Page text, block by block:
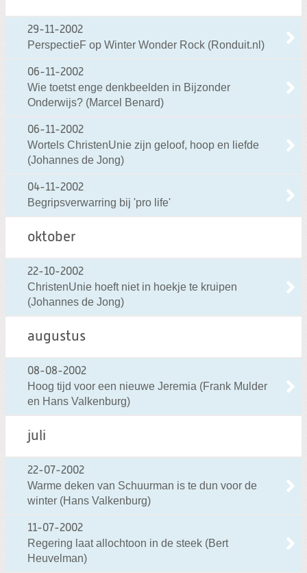
29-11-2002
PerspectieF op Winter Wonder Rock (Ronduit.nl)
06-11-2002
Wie toetst enge denkbeelden in Bijzonder
Onderwijs? (Marcel Benard)
06-11-2002
Wortels ChristenUnie zijn geloof, hoop en liefde
(Johannes de Jong)
04-11-2002
Begripsverwarring bij 'pro life'
oktober
22-10-2002
ChristenUnie hoeft niet in hoekje te kruipen
(Johannes de Jong)
augustus
08-08-2002
Hoog tijd voor een nieuwe Jeremia (Frank Mulder
en Hans Valkenburg)
juli
22-07-2002
Warme deken van Schuurman is te dun voor de
winter (Hans Valkenburg)
11-07-2002
Regering laat allochtoon in de steek (Bert
Heuvelman)